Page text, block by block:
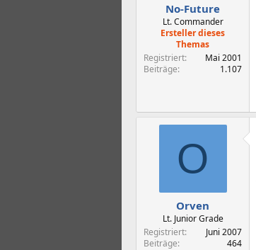
No-Future
Lt. Commander
Ersteller dieses
Themas
Registriert
Mai 2001
Beiträge
1.107
O
Orven
Lt. Junior Grade
Registriert
Juni 2007
Beiträge
464